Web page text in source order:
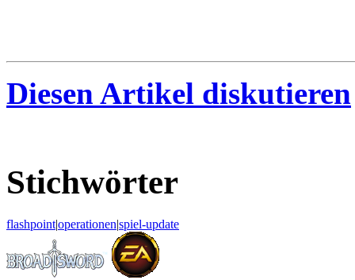
Diesen Artikel diskutieren
Stichwörter
flashpoint|operationen|spiel-update